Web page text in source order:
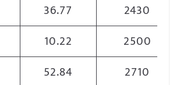
36.77
2430
10.22
2500
52.84
2710